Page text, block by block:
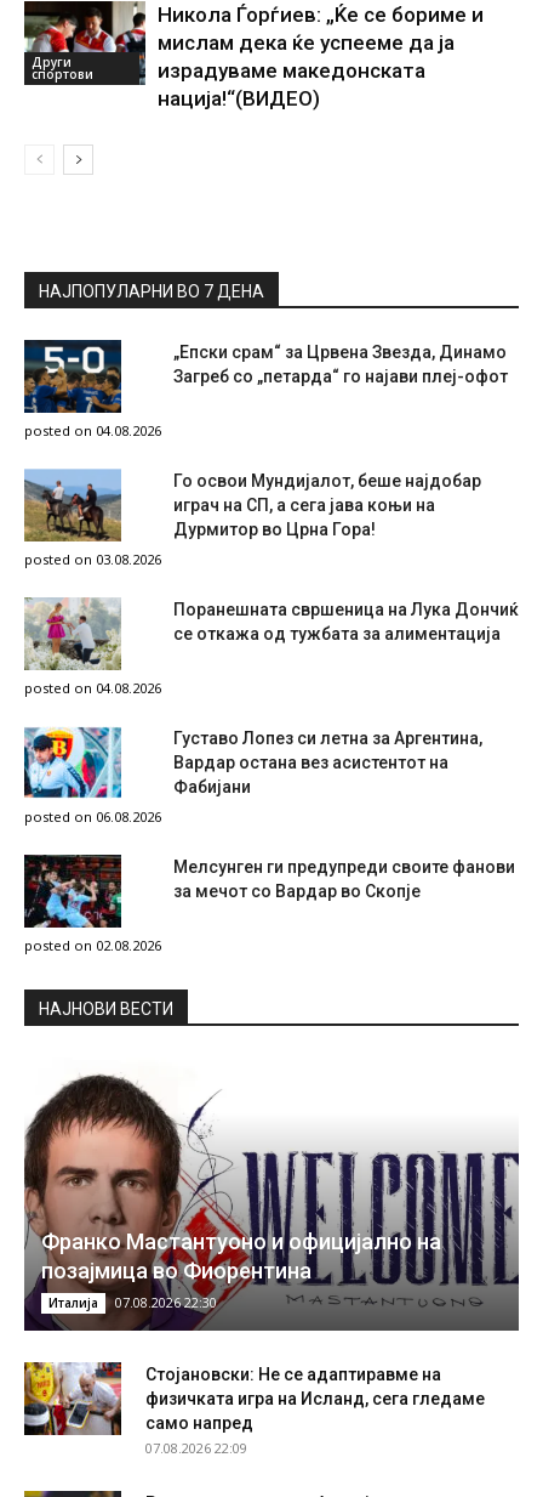
Други
спортови
Никола Ѓорѓиев: „Ќе се бориме и
мислам дека ќе успееме да ја
израдуваме македонската
нација!“(ВИДЕО)
НАЈПОПУЛАРНИ ВО 7 ДЕНА
„Епски срам“ за Црвена Звезда, Динамо
Загреб со „петарда“ го најави плеј-офот
posted on 04.08.2026
Го освои Мундијалот, беше најдобар
играч на СП, а сега јава коњи на
Дурмитор во Црна Гора!
posted on 03.08.2026
Поранешната свршеница на Лука Дончиќ
се откажа од тужбата за алиментација
posted on 04.08.2026
Густаво Лопез си летна за Аргентина,
Вардар остана вез асистентот на
Фабијани
posted on 06.08.2026
Мелсунген ги предупреди своите фанови
за мечот со Вардар во Скопје
posted on 02.08.2026
НAЈНОВИ ВЕСТИ
Франко Мастантуоно и официјално на
позајмица во Фиорентина
Италија 07.08.2026 22:30
Стојановски: Не се адаптиравме на
физичката игра на Исланд, сега гледаме
само напред
07.08.2026 22:09